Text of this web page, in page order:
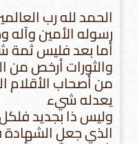
الحمد لله رب
رسوله الأمين وآله
أما بعد فليس ثمة
والثورات أرخص من
من أصحاب الأقلام
يعدله شيء
وليس ذا بجديد
الذي جعل الشهادة